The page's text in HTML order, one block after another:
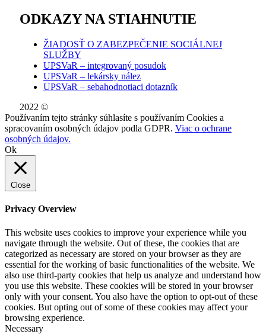
ODKAZY NA STIAHNUTIE
ŽIADOSŤ O ZABEZPEČENIE SOCIÁLNEJ
SLUŽBY
UPSVaR – integrovaný posudok
UPSVaR – lekársky nález
UPSVaR – sebahodnotiaci dotazník
2022 ©
Používaním tejto stránky súhlasíte s používaním Cookies a
spracovaním osobných údajov podla GDPR. Viac o ochrane
osobných údajov.
Ok
Close
Privacy Overview
This website uses cookies to improve your experience while you
navigate through the website. Out of these, the cookies that are
categorized as necessary are stored on your browser as they are
essential for the working of basic functionalities of the website. We
also use third-party cookies that help us analyze and understand how
you use this website. These cookies will be stored in your browser
only with your consent. You also have the option to opt-out of these
cookies. But opting out of some of these cookies may affect your
browsing experience.
Necessary